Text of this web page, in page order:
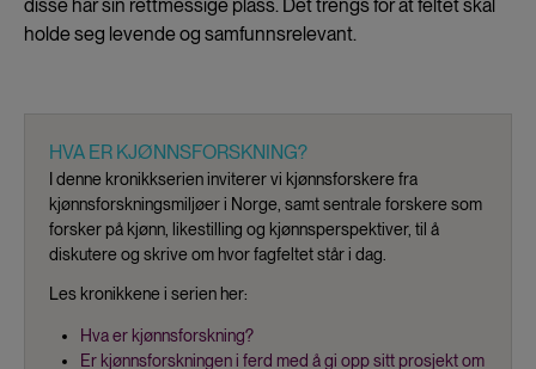
disse har sin rettmessige plass. Det trengs for at feltet skal
holde seg levende og samfunnsrelevant.
HVA ER KJØNNSFORSKNING?
I denne kronikkserien inviterer vi kjønnsforskere fra
kjønnsforskningsmiljøer i Norge, samt sentrale forskere som
forsker på kjønn, likestilling og kjønnsperspektiver, til å
diskutere og skrive om hvor fagfeltet står i dag.
Les kronikkene i serien her:
Hva er kjønnsforskning?
Er kjønnsforskningen i ferd med å gi opp sitt prosjekt om